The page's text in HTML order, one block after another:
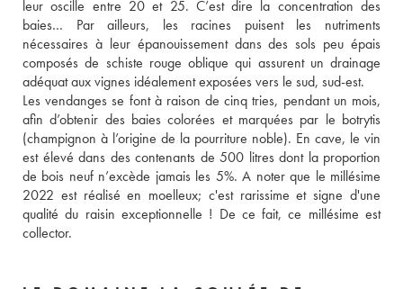
leur oscille entre 20 et 25. C’est dire la concentration des
baies… Par ailleurs, les racines puisent les nutriments
nécessaires à leur épanouissement dans des sols peu épais
composés de schiste rouge oblique qui assurent un drainage
adéquat aux vignes idéalement exposées vers le sud, sud-est.
Les vendanges se font à raison de cinq tries, pendant un mois,
afin d’obtenir des baies colorées et marquées par le botrytis
(champignon à l’origine de la pourriture noble). En cave, le vin
est élevé dans des contenants de 500 litres dont la proportion
de bois neuf n’excède jamais les 5%. A noter que le millésime
2022 est réalisé en moelleux; c'est rarissime et signe d'une
qualité du raisin exceptionnelle ! De ce fait, ce millésime est
collector.